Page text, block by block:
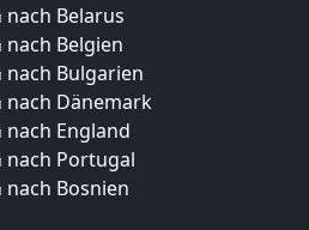
Belarus
Belgien
Bulgarien
Dänemark
England
Portugal
Bosnien